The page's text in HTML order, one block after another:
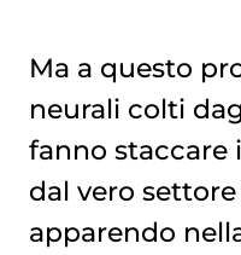
Ma a questo
neurali colti
fanno staccare
dal vero settore
apparendo